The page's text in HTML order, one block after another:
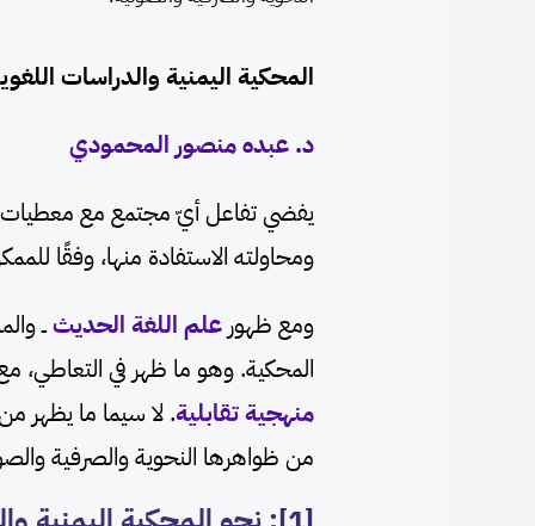
المحكية اليمنية والدراسات
د. عبده منصور المحمودي
يفضي تفاعل أيّ مجتمع مع معطيات
ومحاولته الاستفادة منها، وفقًا
ومع ظهورعلم اللغة الحديثــ
المحكية. وهو ما ظهر في التعاطي،
منهجية تقابلية. لا سيما ما يظهر
من ظواهرها النحوية والصرفية